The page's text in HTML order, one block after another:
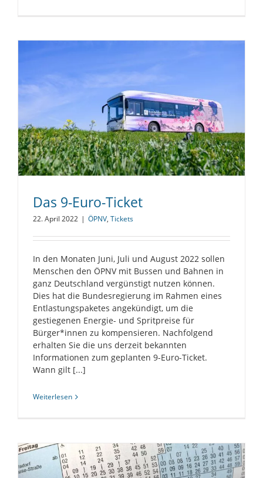
Das 9-Euro-Ticket
22. April 2022 | ÖPNV, Tickets
In den Monaten Juni, Juli und August 2022 sollen
Menschen den ÖPNV mit Bussen und Bahnen in
ganz Deutschland vergünstigt nutzen können.
Dies hat die Bundesregierung im Rahmen eines
Entlastungspaketes angekündigt, um die
gestiegenen Energie- und Spritpreise für
Bürger*innen zu kompensieren. Nachfolgend
erhalten Sie die uns derzeit bekannten
Informationen zum geplanten 9-Euro-Ticket.
Wann gilt [...]
Weiterlesen